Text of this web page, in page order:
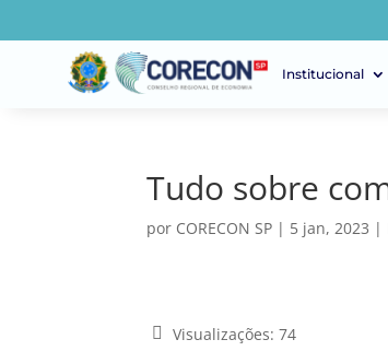
Institucional
Tudo sobre
por CORECON SP | 5 jan, 2023 |
Visualizações: 74